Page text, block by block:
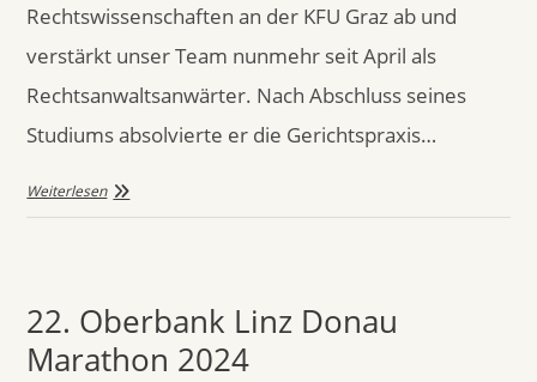
Rechtswissenschaften an der KFU Graz ab und
verstärkt unser Team nunmehr seit April als
Rechtsanwaltsanwärter. Nach Abschluss seines
Studiums absolvierte er die Gerichtspraxis…
Weiterlesen
22. Oberbank Linz Donau
Marathon 2024